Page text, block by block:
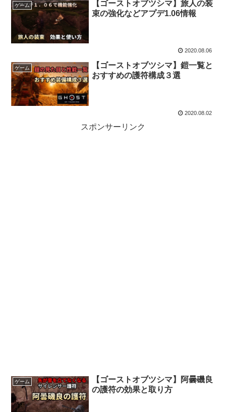
ゲーム
【ゴーストオブツシマ】旅人の装
束の強化などアプデ1.06情報
2020.08.06
ゲーム
【ゴーストオブツシマ】鎧一覧と
おすすめの護符構成３選
2020.08.02
スポンサーリンク
ゲーム
【ゴーストオブツシマ】阿曇磯良
の護符の効果と取り方